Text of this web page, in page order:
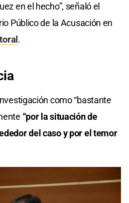
en el hecho”, señaló el
Público de la Acusación en
.
como “bastante
“por la situación de
del caso y por el temor